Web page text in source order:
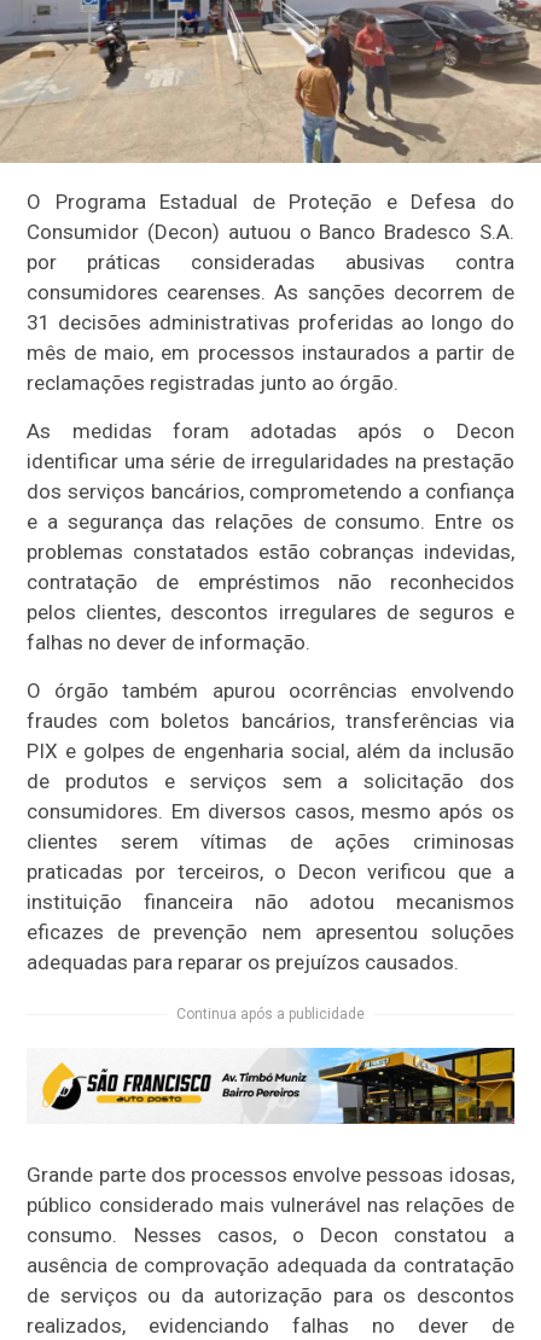
O Programa Estadual de Proteção e Defesa do
Consumidor (Decon) autuou o Banco Bradesco S.A.
por práticas consideradas abusivas contra
consumidores cearenses. As sanções decorrem de
31 decisões administrativas proferidas ao longo do
mês de maio, em processos instaurados a partir de
reclamações registradas junto ao órgão.
As medidas foram adotadas após o Decon
identificar uma série de irregularidades na prestação
dos serviços bancários, comprometendo a confiança
e a segurança das relações de consumo. Entre os
problemas constatados estão cobranças indevidas,
contratação de empréstimos não reconhecidos
pelos clientes, descontos irregulares de seguros e
falhas no dever de informação.
O órgão também apurou ocorrências envolvendo
fraudes com boletos bancários, transferências via
PIX e golpes de engenharia social, além da inclusão
de produtos e serviços sem a solicitação dos
consumidores. Em diversos casos, mesmo após os
clientes serem vítimas de ações criminosas
praticadas por terceiros, o Decon verificou que a
instituição financeira não adotou mecanismos
eficazes de prevenção nem apresentou soluções
adequadas para reparar os prejuízos causados.
Continua após a publicidade
Grande parte dos processos envolve pessoas idosas,
público considerado mais vulnerável nas relações de
consumo. Nesses casos, o Decon constatou a
ausência de comprovação adequada da contratação
de serviços ou da autorização para os descontos
realizados, evidenciando falhas no dever de